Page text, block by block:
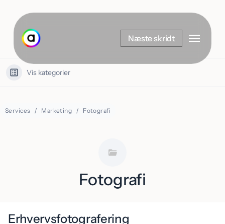
hovedindhold
Næste skridt Menu
Vis kategorier
Services Marketing Fotografi
Fotografi
Erhvervsfotografering